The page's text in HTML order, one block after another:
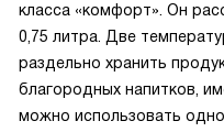
класса «комфорт». Он
0,75 литра. Две
раздельно хранить
благородных напитков,
можно использовать